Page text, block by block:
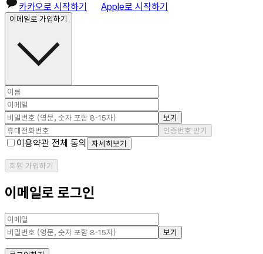
카카오로 시작하기 Apple로 시작하기
이메일로 가입하기
보기
인증번호 받기
이용약관 전체 동의 자세히보기
회원 가입하기
이메일로 로그인
보기